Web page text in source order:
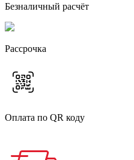
Безналичный расчёт
Рассрочка
Оплата по QR коду